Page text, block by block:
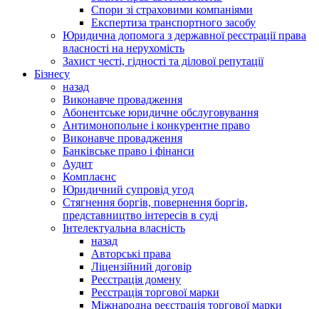
Спори зі страховими компаніями
Експертиза транспортного засобу
Юридична допомога з державної реєстрації права
власності на нерухомість
Захист честі, гідності та ділової репутації
Бізнесу
назад
Виконавче провадження
Абонентське юридичне обслуговування
Антимонопольне і конкурентне право
Виконавче провадження
Банківське право і фінанси
Аудит
Комплаєнс
Юридичний супровід угод
Стягнення боргів, повернення боргів,
представництво інтересів в суді
Інтелектуальна власність
назад
Авторські права
Ліцензійний договір
Реєстрація домену
Реєстрація торгової марки
Міжнародна реєстрація торгової марки